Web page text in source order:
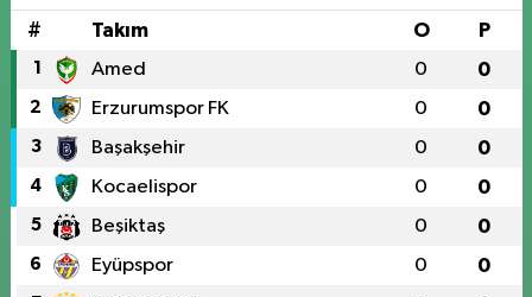
# Takım O P
1 Amed 0 0
2 Erzurumspor FK 0 0
3 Başakşehir 0 0
4 Kocaelispor 0 0
5 Beşiktaş 0 0
6 Eyüpspor 0 0